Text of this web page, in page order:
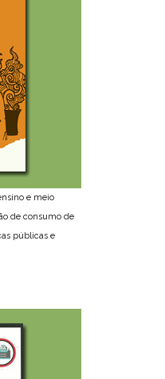
e meio
de consumo de
públicas e